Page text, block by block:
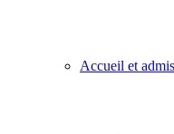
Accueil et